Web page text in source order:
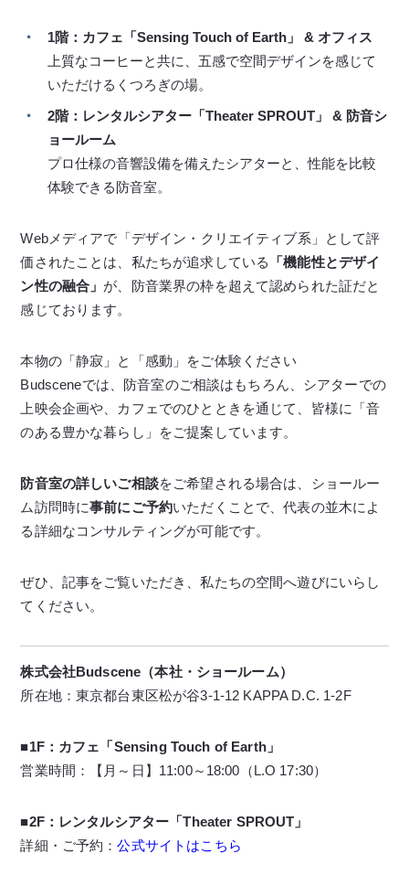
1階：カフェ「Sensing Touch of Earth」 & オフィス
上質なコーヒーと共に、五感で空間デザインを感じて
いただけるくつろぎの場。
2階：レンタルシアター「Theater SPROUT」 & 防音シ
ョールーム
プロ仕様の音響設備を備えたシアターと、性能を比較
体験できる防音室。
Webメディアで「デザイン・クリエイティブ系」として評
価されたことは、私たちが追求している
「機能性とデザイ
ン性の融合」 が、防音業界の枠を超えて認められた証だと
感じております。
本物の「静寂」と「感動」をご体験ください
Budsceneでは、防音室のご相談はもちろん、シアターでの
上映会企画や、カフェでのひとときを通じて、皆様に「音
のある豊かな暮らし」をご提案しています。
防音室の詳しいご相談をご希望される場合は、ショールー
ム訪問時に事前にご予約いただくことで、代表の並木によ
る詳細なコンサルティングが可能です。
ぜひ、記事をご覧いただき、私たちの空間へ遊びにいらし
てください。
株式会社Budscene（本社・ショールーム）
所在地：東京都台東区松が谷3-1-12 KAPPA D.C. 1-2F
■1F：カフェ「Sensing Touch of Earth」
営業時間：【月～日】11:00～18:00（L.O 17:30）
■2F：レンタルシアター「Theater SPROUT」
詳細・ご予約：公式サイトはこちら